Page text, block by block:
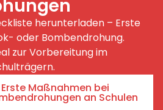
herunterladen – Erste
oder Bombendrohung.
zur Vorbereitung im
Maßnahmen bei
an Schulen